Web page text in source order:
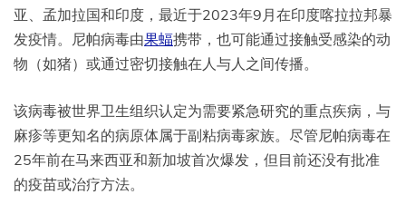
亚、孟加拉国和印度，最近于2023年9月在印度喀拉拉邦暴
发疫情。尼帕病毒由果蝠携带，也可能通过接触受感染的动
物（如猪）或通过密切接触在人与人之间传播。
该病毒被世界卫生组织认定为需要紧急研究的重点疾病，与
麻疹等更知名的病原体属于副粘病毒家族。尽管尼帕病毒在
25年前在马来西亚和新加坡首次爆发，但目前还没有批准
的疫苗或治疗方法。